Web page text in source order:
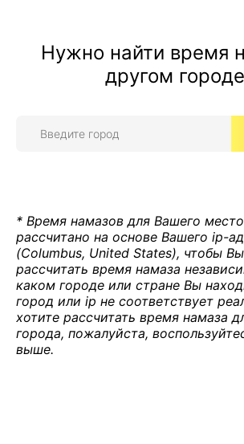
Нужно найти время
другом
* Время намазов для Вашего
рассчитано на основе Вашего ip-
(Columbus, United States), чтобы
рассчитать время намаза
каком городе или стране Вы
город или ip не соответствует
хотите рассчитать время намаза
города, пожалуйста,
выше.